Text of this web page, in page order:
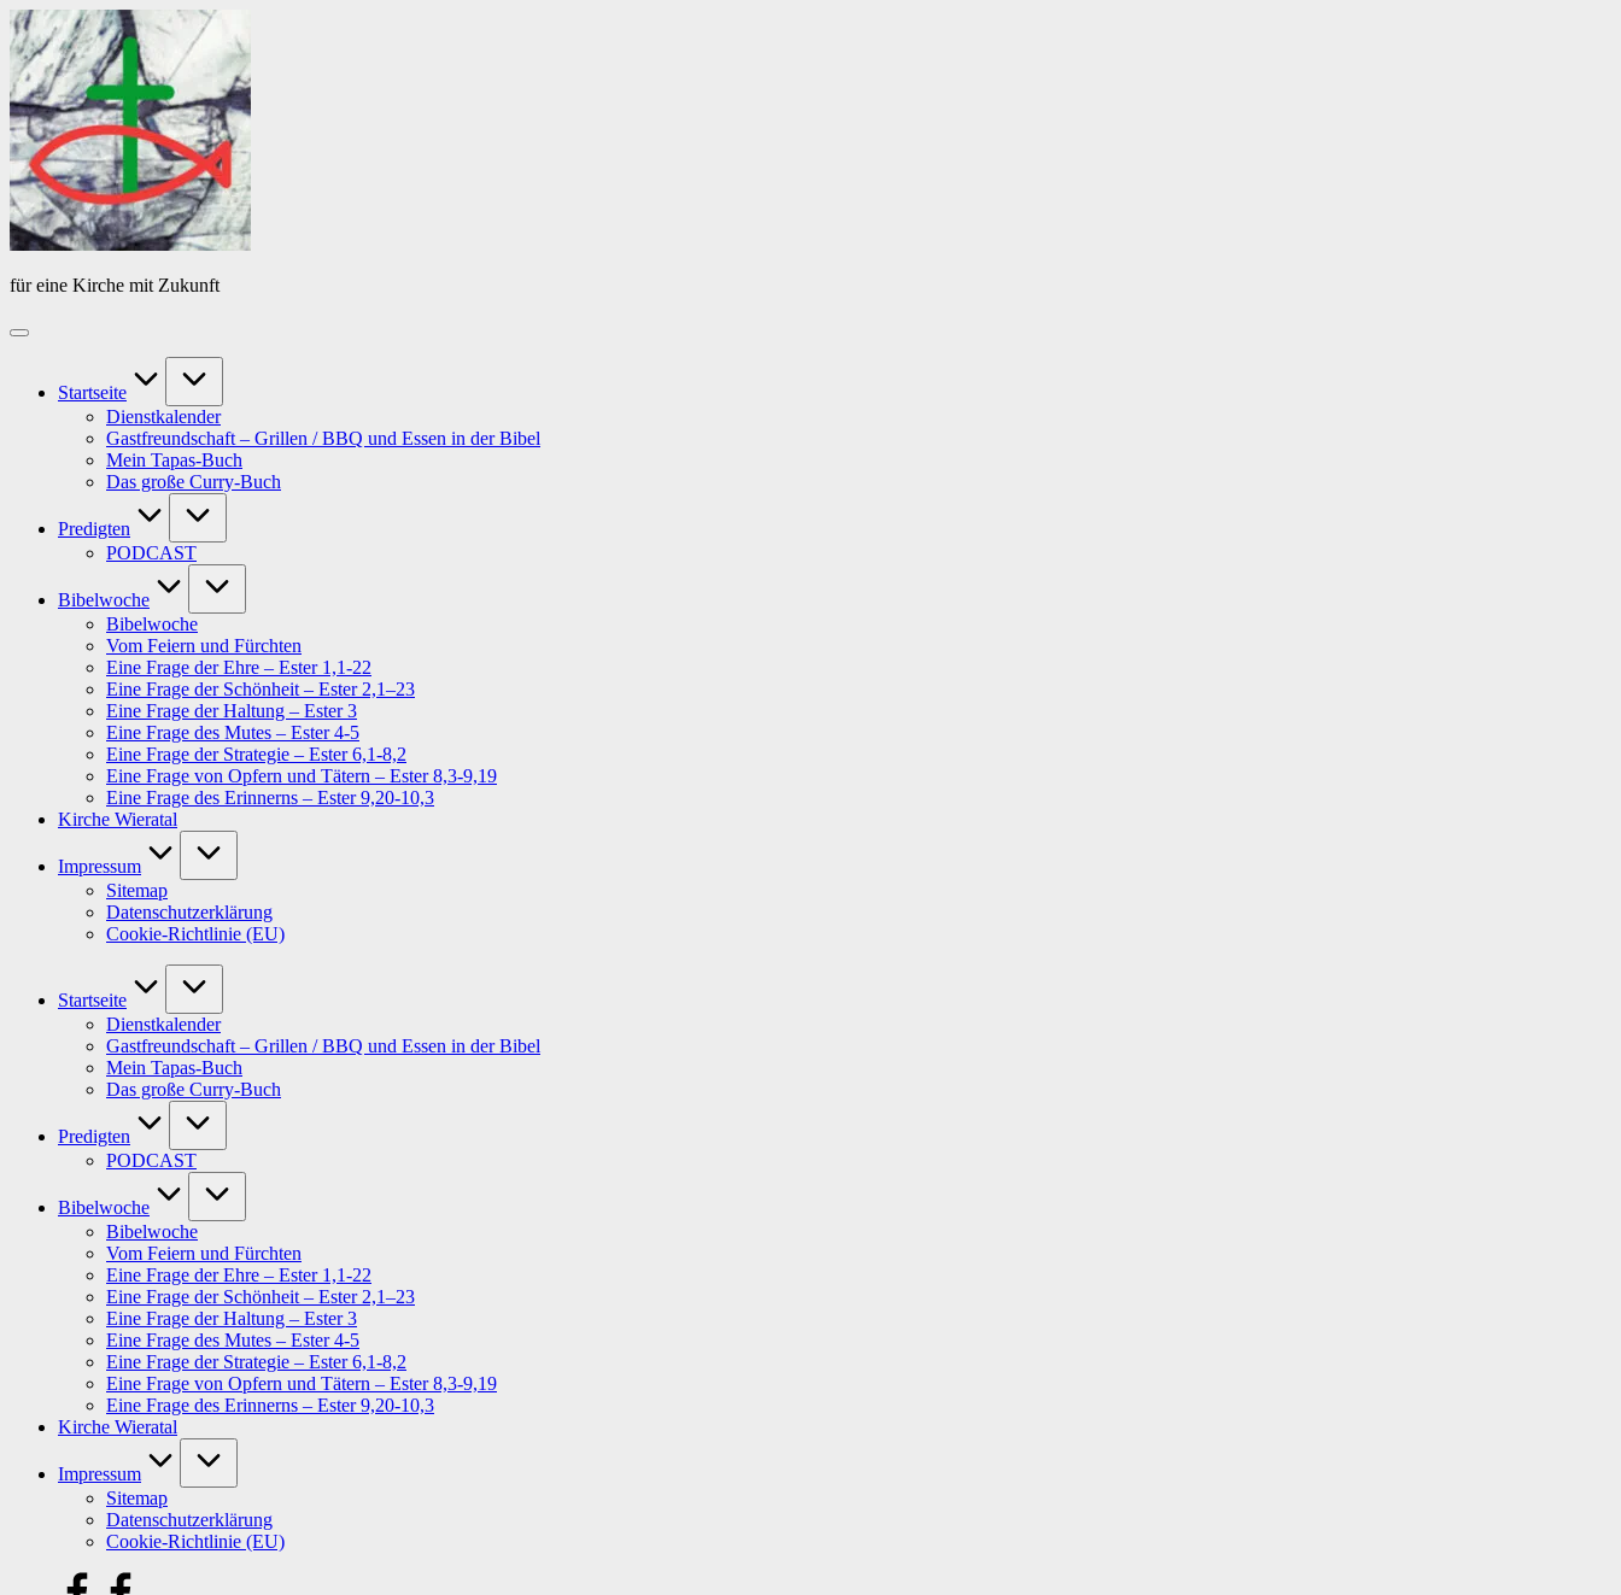
Skip
to
content
von
PfarrerB
für eine Kirche mit Zukunft
Startseite
Dienstkalender
Gastfreundschaft – Grillen / BBQ und Essen in der Bibel
Mein Tapas-Buch
Das große Curry-Buch
Predigten
PODCAST
Bibelwoche
Bibelwoche
Vom Feiern und Fürchten
Eine Frage der Ehre – Ester 1,1-22
Eine Frage der Schönheit – Ester 2,1–23
Eine Frage der Haltung – Ester 3
Eine Frage des Mutes – Ester 4-5
Eine Frage der Strategie – Ester 6,1-8,2
Eine Frage von Opfern und Tätern – Ester 8,3-9,19
Eine Frage des Erinnerns – Ester 9,20-10,3
Kirche Wieratal
Impressum
Sitemap
Datenschutzerklärung
Cookie-Richtlinie (EU)
Startseite
Dienstkalender
Gastfreundschaft – Grillen / BBQ und Essen in der Bibel
Mein Tapas-Buch
Das große Curry-Buch
Predigten
PODCAST
Bibelwoche
Bibelwoche
Vom Feiern und Fürchten
Eine Frage der Ehre – Ester 1,1-22
Eine Frage der Schönheit – Ester 2,1–23
Eine Frage der Haltung – Ester 3
Eine Frage des Mutes – Ester 4-5
Eine Frage der Strategie – Ester 6,1-8,2
Eine Frage von Opfern und Tätern – Ester 8,3-9,19
Eine Frage des Erinnerns – Ester 9,20-10,3
Kirche Wieratal
Impressum
Sitemap
Datenschutzerklärung
Cookie-Richtlinie (EU)
facebook.com